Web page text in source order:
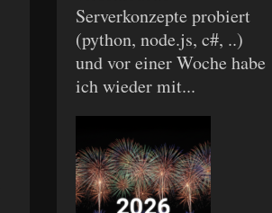
Serverkonzepte probiert
(python, node.js, c#, ..)
und vor einer Woche habe
ich wieder mit...